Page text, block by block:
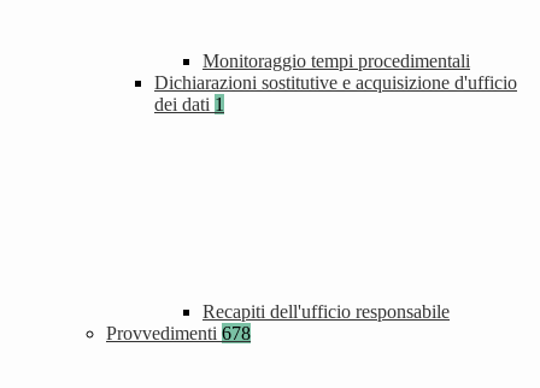
Monitoraggio tempi procedimentali
Dichiarazioni sostitutive e acquisizione d'ufficio
dei dati 1
Recapiti dell'ufficio responsabile
Provvedimenti 678